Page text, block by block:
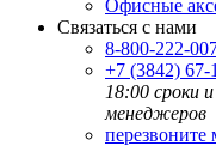
Офисные
Связаться с нами
8-800-222-
+7 (3842) 67-
18:00 сроки
менеджеров
перезвоните